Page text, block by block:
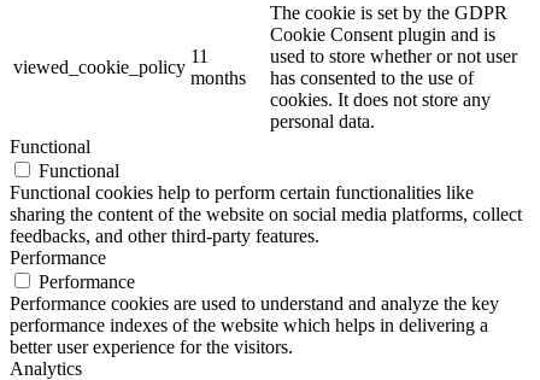
viewed_cookie_policy
11
months
The cookie is set by the GDPR
Cookie Consent plugin and is
used to store whether or not user
has consented to the use of
cookies. It does not store any
personal data.
Functional
Functional
Functional cookies help to perform certain functionalities like
sharing the content of the website on social media platforms, collect
feedbacks, and other third-party features.
Performance
Performance
Performance cookies are used to understand and analyze the key
performance indexes of the website which helps in delivering a
better user experience for the visitors.
Analytics